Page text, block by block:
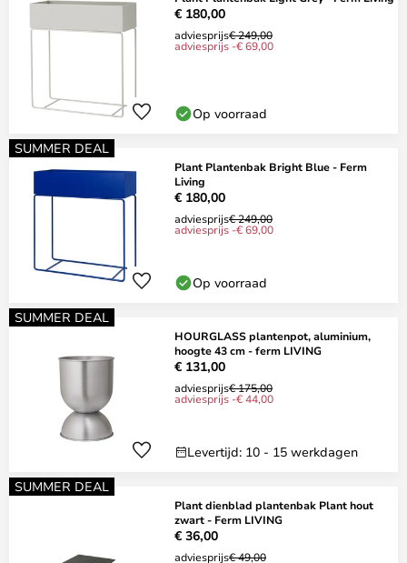
€ 180,00
adviesprijs€ 249,00
adviesprijs -€ 69,00
Op voorraad
SUMMER DEAL
Plant Plantenbak Bright Blue - Ferm
Living
€ 180,00
adviesprijs€ 249,00
adviesprijs -€ 69,00
Op voorraad
SUMMER DEAL
HOURGLASS plantenpot, aluminium,
hoogte 43 cm - ferm LIVING
€ 131,00
adviesprijs€ 175,00
adviesprijs -€ 44,00
Levertijd: 10 - 15 werkdagen
SUMMER DEAL
Plant dienblad plantenbak Plant hout
zwart - Ferm LIVING
€ 36,00
adviesprijs€ 49,00